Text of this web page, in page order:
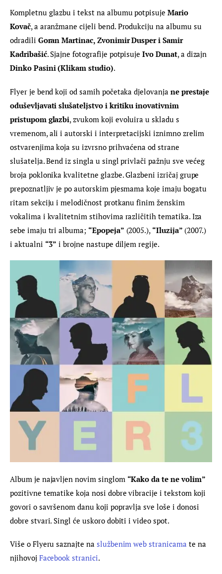
Kompletnu glazbu i tekst na albumu potpisuje Mario
Kovač, a aranžmane cijeli bend. Produkciju na albumu su
odradili Goran Martinac, Zvonimir Dusper i Samir
Kadribašić. Sjajne fotografije potpisuje Ivo Dunat, a dizajn
Dinko Pasini (Klikam studio).
Flyer je bend koji od samih početaka djelovanja ne prestaje
oduševljavati slušateljstvo i kritiku inovativnim
pristupom glazbi, zvukom koji evoluira u skladu s
vremenom, ali i autorski i interpretacijski iznimno zrelim
ostvarenjima koja su izvrsno prihvaćena od strane
slušatelja. Bend iz singla u singl privlači pažnju sve većeg
broja poklonika kvalitetne glazbe. Glazbeni izričaj grupe
prepoznatljiv je po autorskim pjesmama koje imaju bogatu
ritam sekciju i melodičnost protkanu finim ženskim
vokalima i kvalitetnim stihovima različitih tematika. Iza
sebe imaju tri albuma; “Epopeja” (2005.), “Iluzija” (2007.)
i aktualni “3” i brojne nastupe diljem regije.
Album je najavljen novim singlom “Kako da te ne volim”
pozitivne tematike koja nosi dobre vibracije i tekstom koji
govori o savršenom danu koji popravlja sve loše i donosi
dobre stvari. Singl će uskoro dobiti i video spot.
Više o Flyeru saznajte na službenim web stranicama te na
njihovoj Facebook stranici.